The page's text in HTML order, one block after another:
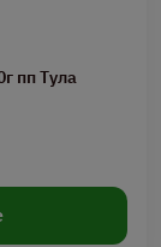
пп Тула